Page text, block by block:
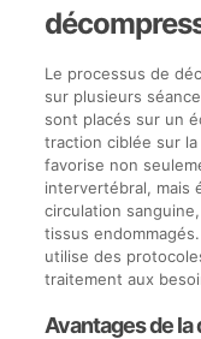
Le processus de
sur plusieurs
sont placés sur un
traction ciblée sur
favorise non
intervertébral, mais
circulation
tissus
utilise des
traitement aux
Avantages de